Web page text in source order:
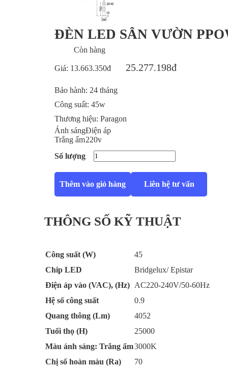
ĐÈN LED SÂN VƯỜN
Còn hàng
Giá: 13.663.350đ 25.277.198đ
Bảo hành: 24 tháng
Công suất: 45w
Thương hiệu: Paragon
Ánh sáng
Trắng ấm
Điện áp
220v
Số lượng
Thêm vào giỏ hàng Liên hệ tư vấn
THÔNG SỐ KỸ THUẬT
Công suất (W)
45
Chip LED
Bridgelux/ Epistar
Điện áp vào (VAC), (Hz) AC220-240V/50-60Hz
Hệ số công suất
0.9
Quang thông (Lm)
4052
Tuổi thọ (H)
25000
Màu ánh sáng: Trắng ấm3000K
Chị số hoàn màu (Ra)
70